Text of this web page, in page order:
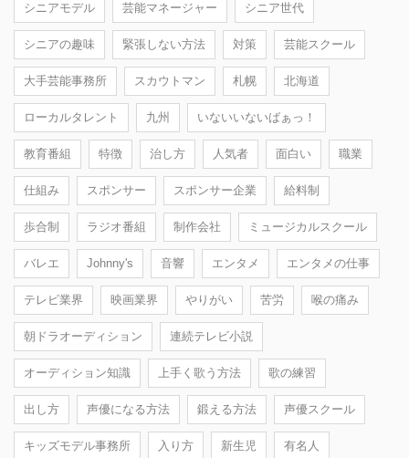
シニアモデル 芸能マネージャー シニア世代
シニアの趣味 緊張しない方法 対策 芸能スクール
大手芸能事務所 スカウトマン 札幌 北海道
ローカルタレント 九州 いないいないばぁっ！
教育番組 特徴 治し方 人気者 面白い 職業
仕組み スポンサー スポンサー企業 給料制
歩合制 ラジオ番組 制作会社 ミュージカルスクール
バレエ Johnny's 音響 エンタメ エンタメの仕事
テレビ業界 映画業界 やりがい 苦労 喉の痛み
朝ドラオーディション 連続テレビ小説
オーディション知識 上手く歌う方法 歌の練習
出し方 声優になる方法 鍛える方法 声優スクール
キッズモデル事務所 入り方 新生児 有名人